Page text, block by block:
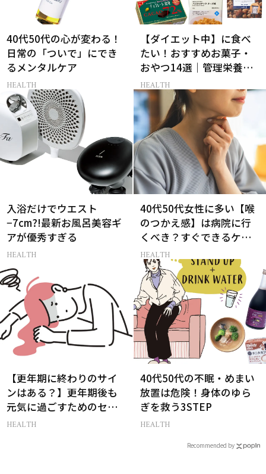
40代50代の心が変わる！
日常の「ついで」にでき
るメンタルケア
HEALTH
【ダイエット中】に食べ
たい！おすすめお菓子・
おやつ14選｜管理栄養士
監修
HEALTH
入浴だけでウエスト
−7cm?!最新お風呂美容ギ
アが優秀すぎる
HEALTH
40代50代女性に多い【喉
のつかえ感】は病院に行
くべき？すぐできるケア5
選も！
HEALTH
【更年期に終わりのサイ
ンはある？】更年期後も
元気に過ごすためのセル
フケア５選
HEALTH
40代50代の不眠・めまい
放置は危険！身体のゆら
ぎを救う3STEP
HEALTH
Recommended by